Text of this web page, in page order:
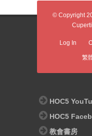
© Copyright
Log In
繁
HOC5
HOC5
教會書房